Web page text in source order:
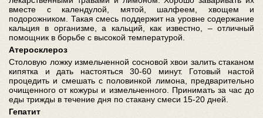
вместе с календулой, мятой, шалфеем, хвощем и
подорожником. Такая смесь поддержит на уровне содержание
кальция в организме, а кальций, как известно, – отличный
помощник в борьбе с высокой температурой.
Атеросклероз
Столовую ложку измельченной сосновой хвои залить стаканом
кипятка и дать настояться 30-60 минут. Готовый настой
процедить и смешать с половинкой лимона, предварительно
очищенного от кожуры и измельченного. Принимать за час до
еды трижды в течение дня по стакану смеси 15-20 дней.
Гепатит